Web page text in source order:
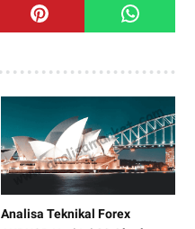
Analisa Teknikal Forex